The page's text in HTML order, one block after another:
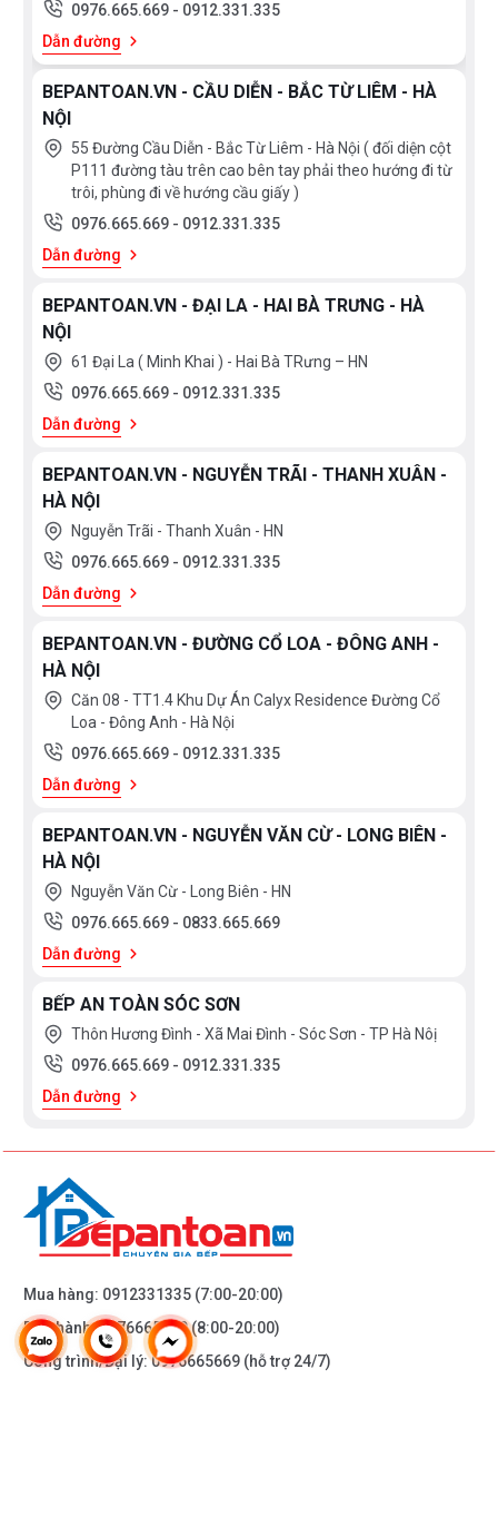
0976.665.669 - 0912.331.335
Dẫn đường
BEPANTOAN.VN - CẦU DIỄN - BẮC TỪ LIÊM - HÀ
NỘI
55 Đường Cầu Diễn - Bắc Từ Liêm - Hà Nội ( đối diện cột
P111 đường tàu trên cao bên tay phải theo hướng đi từ
trôi, phùng đi về hướng cầu giấy )
0976.665.669 - 0912.331.335
Dẫn đường
BEPANTOAN.VN - ĐẠI LA - HAI BÀ TRƯNG - HÀ
NỘI
61 Đại La ( Minh Khai ) - Hai Bà TRưng – HN
0976.665.669 - 0912.331.335
Dẫn đường
BEPANTOAN.VN - NGUYỄN TRÃI - THANH XUÂN -
HÀ NỘI
Nguyễn Trãi - Thanh Xuân - HN
0976.665.669 - 0912.331.335
Dẫn đường
BEPANTOAN.VN - ĐƯỜNG CỔ LOA - ĐÔNG ANH -
HÀ NỘI
Căn 08 - TT1.4 Khu Dự Án Calyx Residence Đường Cổ
Loa - Đông Anh - Hà Nội
0976.665.669 - 0912.331.335
Dẫn đường
BEPANTOAN.VN - NGUYỄN VĂN CỪ - LONG BIÊN -
HÀ NỘI
Nguyễn Văn Cừ - Long Biên - HN
0976.665.669 - 0833.665.669
Dẫn đường
BẾP AN TOÀN SÓC SƠN
Thôn Hương Đình - Xã Mai Đình - Sóc Sơn - TP Hà Nôị
0976.665.669 - 0912.331.335
Dẫn đường
Mua hàng: 0912331335 (7:00-20:00)
Bảo hành:0976665669(8:00-20:00)
Công trình/Đại lý:0976665669 (hỗ trợ 24/7)